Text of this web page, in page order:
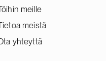
meille
meistä
yhteyttä